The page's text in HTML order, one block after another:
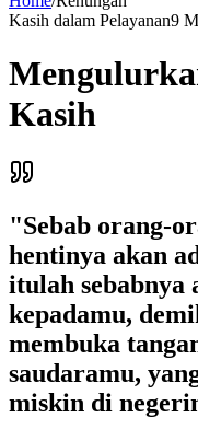
Kasih dalam Pelayanan9
Kasih
"Sebab orang-
hentinya akan
itulah sebabnya
kepadamu,
membuka
saudaramu,
miskin di